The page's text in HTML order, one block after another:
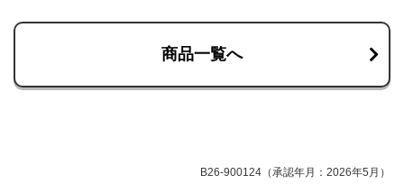
商品一覧へ
B26-900124（承認年月：2026年5月）